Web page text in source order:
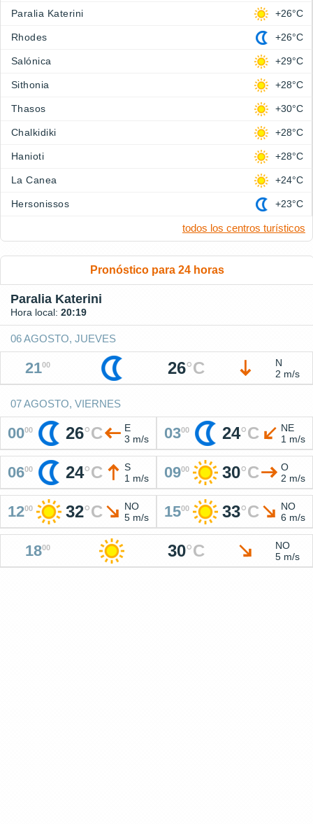
Paralia Katerini +26°C
Rhodes +26°C
Salónica +29°C
Sithonia +28°C
Thasos +30°C
Chalkidiki +28°C
Hanioti +28°C
La Canea +24°C
Hersonissos +23°C
todos los centros turísticos
Pronóstico para 24 horas
Paralia Katerini
Hora local: 20:19
06 AGOSTO, JUEVES
2100 26°C
N
2 m/s
07 AGOSTO, VIERNES
0000 26°C
E
3 m/s
0300 24°C
NE
1 m/s
0600 24°C
S
1 m/s
0900 30°C
O
2 m/s
1200 32°C
NO
5 m/s
1500 33°C
NO
6 m/s
1800 30°C
NO
5 m/s